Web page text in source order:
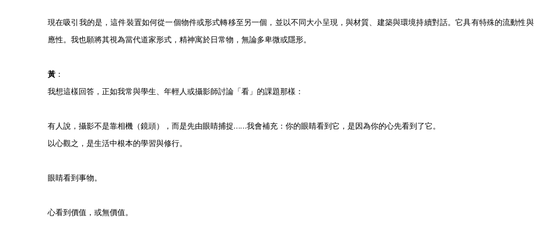
現在吸引我的是，這件裝置如何從一個物件或形式轉移至另一個，並以不同大小呈現，與材質、建築與環境持續對話。它具有特殊的流動性
應性。我也願將其視為當代道家形式，精神寓於日常物，無論多卑微或隱形。
黃 ：
我想這樣回答，正如我常與學生、年輕人或攝影師討論「看」的課題那樣：
有人說，攝影不是靠相機（鏡頭），而是先由眼睛捕捉……我會補充：你的眼睛看到它，是因為你的心先看到了它。
以心觀之，是生活中根本的學習與修行。
眼睛看到事物。
心看到價值，或無價值。